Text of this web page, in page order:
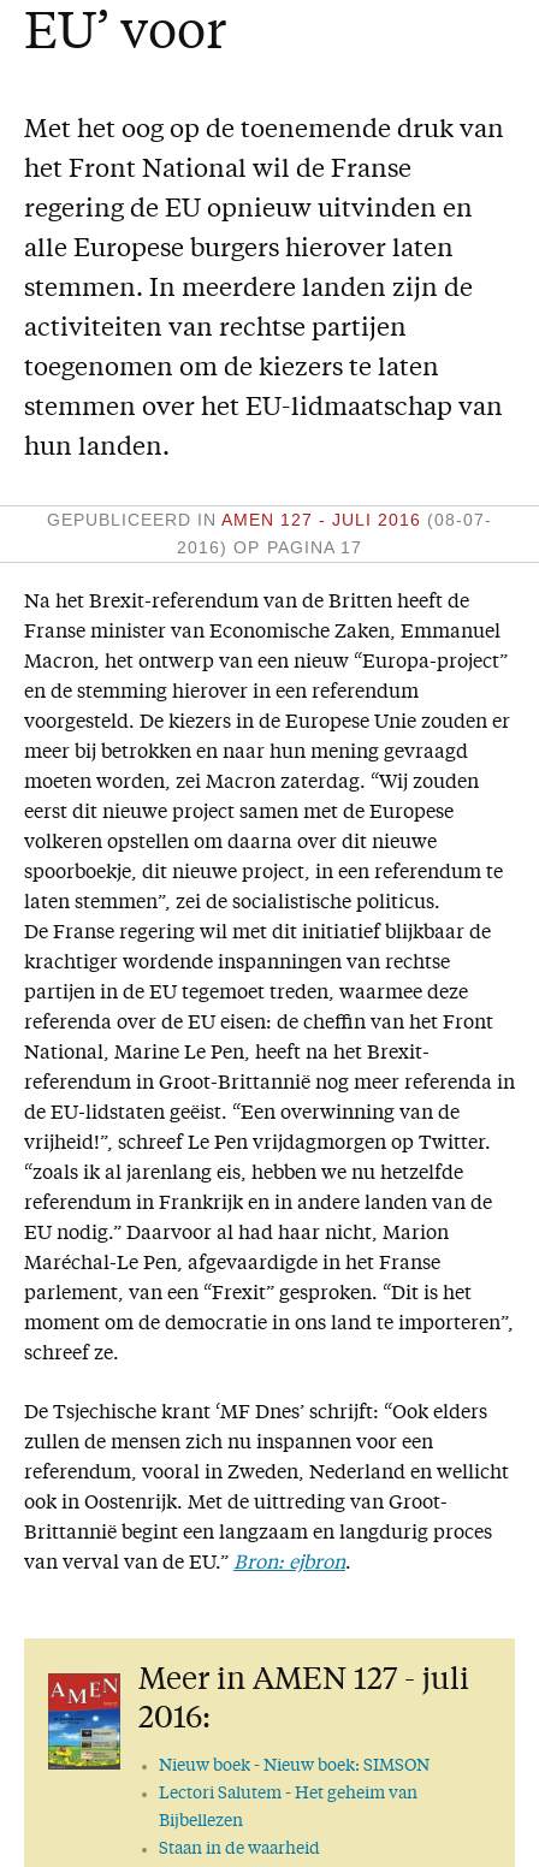
Missie
Adreswijziging
Nabestellen
Vragen en opmerkingen
En verder
EU’ voor
Met het oog op de toenemende druk van
het Front National wil de Franse
regering de EU opnieuw uitvinden en
alle Europese burgers hierover laten
stemmen. In meerdere landen zijn de
activiteiten van rechtse partijen
toegenomen om de kiezers te laten
stemmen over het EU-lidmaatschap van
hun landen.
GEPUBLICEERD IN AMEN 127 - JULI 2016 (08-07-
2016) OP PAGINA 17
Na het Brexit-referendum van de Britten heeft de
Franse minister van Economische Zaken, Emmanuel
Macron, het ontwerp van een nieuw “Europa-project”
en de stemming hierover in een referendum
voorgesteld. De kiezers in de Europese Unie zouden er
meer bij betrokken en naar hun mening gevraagd
moeten worden, zei Macron zaterdag. “Wij zouden
eerst dit nieuwe project samen met de Europese
volkeren opstellen om daarna over dit nieuwe
spoorboekje, dit nieuwe project, in een referendum te
laten stemmen”, zei de socialistische politicus.
De Franse regering wil met dit initiatief blijkbaar de
krachtiger wordende inspanningen van rechtse
partijen in de EU tegemoet treden, waarmee deze
referenda over de EU eisen: de cheffin van het Front
National, Marine Le Pen, heeft na het Brexit-
referendum in Groot-Brittannië nog meer referenda in
de EU-lidstaten geëist. “Een overwinning van de
vrijheid!”, schreef Le Pen vrijdagmorgen op Twitter.
“zoals ik al jarenlang eis, hebben we nu hetzelfde
referendum in Frankrijk en in andere landen van de
EU nodig.” Daarvoor al had haar nicht, Marion
Maréchal-Le Pen, afgevaardigde in het Franse
parlement, van een “Frexit” gesproken. “Dit is het
moment om de democratie in ons land te importeren”,
schreef ze.
De Tsjechische krant ‘MF Dnes’ schrijft: “Ook elders
zullen de mensen zich nu inspannen voor een
referendum, vooral in Zweden, Nederland en wellicht
ook in Oostenrijk. Met de uittreding van Groot-
Brittannië begint een langzaam en langdurig proces
van verval van de EU.” Bron: ejbron.
Meer in AMEN 127 - juli
2016:
Nieuw boek- Nieuw boek: SIMSON
Lectori Salutem- Het geheim van
Bijbellezen
Staan in de waarheid